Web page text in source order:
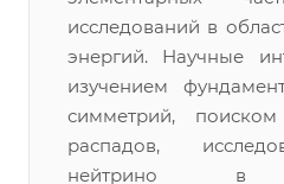
исследований в
энергий. Научные
изучением
симметрий,
распадов,
нейтрино в